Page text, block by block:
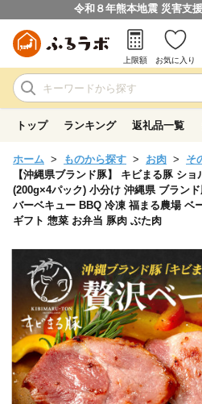
令和８年熊本地震 災害支
上限額 お気に入り
トップ ランキング 返礼品一覧
ホーム ものから探す お肉
そ
【沖縄県ブランド豚】 キビまる豚 シ
(200g×4パック) 小分け 沖縄県 ブラン
バーベキュー BBQ 冷凍 福まる農場 ベ
ギフト 惣菜 お弁当 豚肉 ぶた肉